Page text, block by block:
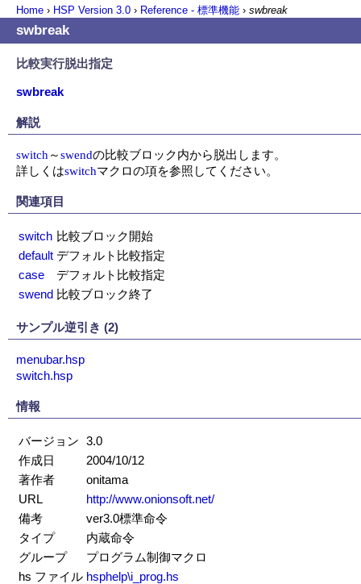
Home › HSP Version 3.0 › Reference - 標準機能 › swbreak
swbreak
比較実行脱出指定
swbreak
解説
switch ～swendの比較ブロック内から脱出します。
詳しくはswitchマクロの項を参照してください。
関連項目
switch 比較ブロック開始
default デフォルト比較指定
case
デフォルト比較指定
swend 比較ブロック終了
サンプル逆引き (2)
menubar.hsp
switch.hsp
情報
バージョン 3.0
作成日
2004/10/12
著作者
onitama
URL
http://www.onionsoft.net/
備考
ver3.0標準命令
タイプ
内蔵命令
グループ
プログラム制御マクロ
hs ファイル hsphelp\i_prog.hs